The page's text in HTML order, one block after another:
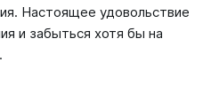
Настоящее удовольствие
и забыться хотя бы на